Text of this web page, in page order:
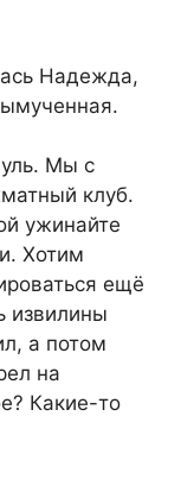
Надежда,
Мы с
клуб.
ужинайте
Хотим
ещё
извилины
а потом
на
Какие-то